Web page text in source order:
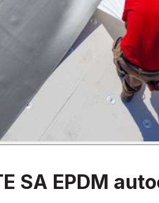
SA EPDM